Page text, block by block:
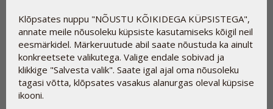
Klõpsates nuppu "NÕUSTU KÕIKIDEGA KÜPSISTEGA",
annate meile nõusoleku küpsiste kasutamiseks kõigil neil
eesmärkidel. Märkeruutude abil saate nõustuda ka ainult
konkreetsete valikutega. Valige endale sobivad ja
klikkige "Salvesta valik". Saate igal ajal oma nõusoleku
tagasi võtta, klõpsates vasakus alanurgas oleval küpsise
ikooni.